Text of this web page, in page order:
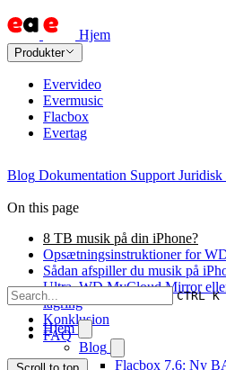
Hjem
Produkter
Evervideo
Evermusic
Flacbox
Evertag
Blog Dokumentation Support Juridisk
CTRL K
Hjem
Blog
Flacbox 7.6: Ny
On this page
8 TB musik på din iPhone?
Opsætningsinstruktioner for
Sådan afspiller du musik på
Ultra, WD MyCloud Mirror
lagring
Konklusion
FAQ